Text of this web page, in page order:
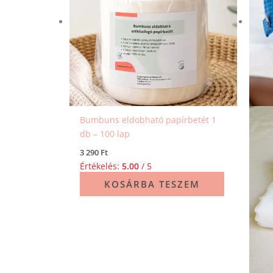
Bumbuns eldobható papírbetét 1
db – 100 lap
3 290 Ft
Értékelés: 5.00/ 5
KOSÁRBA TESZEM